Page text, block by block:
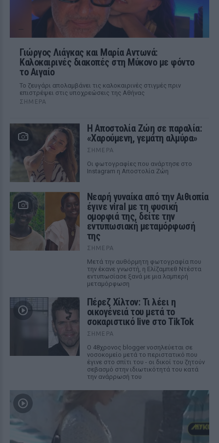
Γιώργος Λιάγκας και Μαρία Αντωνά:
Καλοκαιρινές διακοπές στη Μύκονο με φόντο
το Αιγαίο
Το ζευγάρι απολαμβάνει τις καλοκαιρινές στιγμές πριν
επιστρέψει στις υποχρεώσεις της Αθήνας
ΣΉΜΕΡΑ
Η Αποστολία Ζώη σε παραλία:
«Χαρούμενη, γεμάτη αλμύρα»
ΣΉΜΕΡΑ
Οι φωτογραφίες που ανάρτησε στο
Instagram η Αποστολία Ζώη
Νεαρή γυναίκα από την Αιθιοπία
έγινε viral με τη φυσική
ομορφιά της, δείτε την
εντυπωσιακή μεταμόρφωσή
της
ΣΉΜΕΡΑ
Μετά την αυθόρμητη φωτογραφία που
την έκανε γνωστή, η Ελίζαμπεθ Ντέστα
εντυπωσίασε ξανά με μια λαμπερή
μεταμόρφωση
Πέρεζ Χίλτον: Τι λέει η
οικογένειά του μετά το
σοκαριστικό live στο TikTok
ΣΉΜΕΡΑ
Ο 48χρονος blogger νοσηλεύεται σε
νοσοκομείο μετά το περιστατικό που
έγινε στο σπίτι του - οι δικοί του ζητούν
σεβασμό στην ιδιωτικότητά του κατά
την ανάρρωσή του